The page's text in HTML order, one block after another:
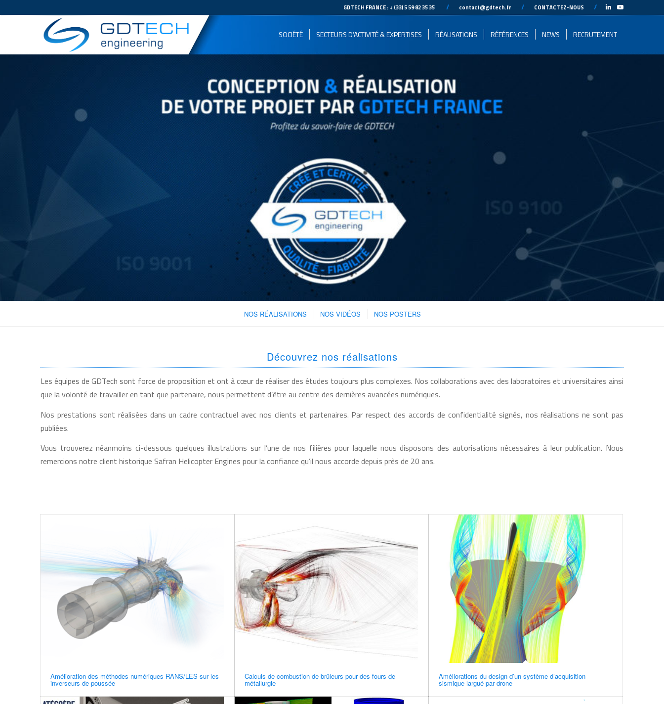
GDTECH FRANCE : + (33) 5 59 82 35 35 // contact@gdtech.fr // CONTACTEZ-NOUS //
SOCIÉTÉ SECTEURS D’ACTIVITÉ & EXPERTISES RÉALISATIONS RÉFÉRENCES NEWS RECRUTEMENT
NOS RÉALISATIONS NOS VIDÉOS NOS POSTERS
Découvrez nos réalisations
Les équipes de GDTech sont force de proposition et ont à cœur de réaliser des études toujours plus complexes. Nos collaborations avec des laboratoires et universitaires ainsi
que la volonté de travailler en tant que partenaire, nous permettent d’être au centre des dernières avancées numériques.
Nos prestations sont réalisées dans un cadre contractuel avec nos clients et partenaires. Par respect des accords de confidentialité signés, nos réalisations ne sont pas
publiées.
Vous trouverez néanmoins ci-dessous quelques illustrations sur l’une de nos filières pour laquelle nous disposons des autorisations nécessaires à leur publication. Nous
remercions notre client historique Safran Helicopter Engines pour la confiance qu’il nous accorde depuis près de 20 ans.
Amélioration des méthodes numériques RANS/LES sur les
inverseurs de poussée
Calculs de combustion de brûleurs pour des fours de
métallurgie
Améliorations du design d’un système d’acquisition
sismique largué par drone